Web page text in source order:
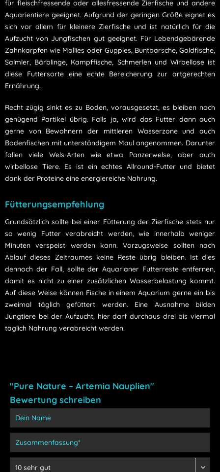
für fleischfressende oder allesfressende Zierfische und andere
Aquarientiere geeignet. Aufgrund der geringen Größe eignet es
sich vor allem für kleinere Zierfische und ist natürlich für die
Aufzucht von Jungfischen gut geeignet. Für Lebendgebärende
Zahnkarpfen wie Mollies oder Guppies, Buntbarsche, Goldfische,
Salmler, Bärblinge, Kampffische, Schmerlen und Wirbellose ist
diese Futtersorte eine echte Bereicherung zur artgerechten
Ernährung.
Recht zügig sinkt es zu Boden, vorausgesetzt, es bleiben noch
genügend Partikel übrig. Falls ja, wird das Futter dann auch
gerne von Bewohnern der mittleren Wasserzone und auch
Bodenfischen mit unterständigem Maul angenommen. Darunter
fallen viele Wels-Arten wie etwa Panzerwelse, aber auch
wirbellose Tiere. Es ist ein echtes Allround-Futter und bietet
dank der Proteine eine energiereiche Nahrung.
Fütterungsempfehlung
Grundsätzlich sollte bei einer Fütterung der Zierfische stets nur
so wenig Futter verabreicht werden, wie innerhalb weniger
Minuten verspeist werden kann. Vorzugsweise sollten nach
Ablauf dieses Zeitraumes keine Reste übrig bleiben. Ist dies
dennoch der Fall, sollte der Aquarianer Futterreste entfernen,
damit es nicht zu einer zusätzlichen Wasserbelastung kommt.
Auf diese Weise können Fische in einem Aquarium gerne ein bis
zweimal täglich gefüttert werden. Eine Ausnahme bilden
Jungtiere bei der Aufzucht, hier darf durchaus drei bis viermal
täglich Nahrung verabreicht werden.
"Pure Nature – Artemia Nauplien"
Bewertung schreiben